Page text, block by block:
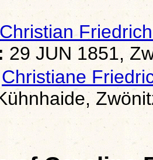
Christian
29 JUN 1851,
Christiane